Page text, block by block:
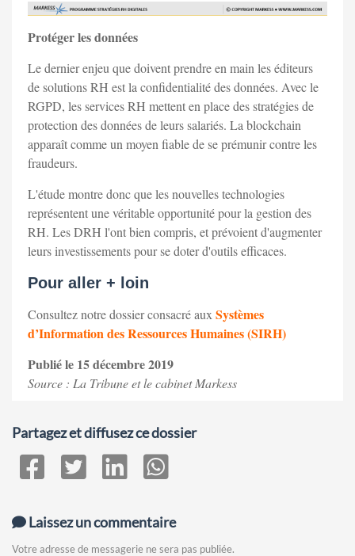
Protéger les données
Le dernier enjeu que doivent prendre en main les éditeurs
de solutions RH est la confidentialité des données. Avec le
RGPD, les services RH mettent en place des stratégies de
protection des données de leurs salariés. La blockchain
apparaît comme un moyen fiable de se prémunir contre les
fraudeurs.
L'étude montre donc que les nouvelles technologies
représentent une véritable opportunité pour la gestion des
RH. Les DRH l'ont bien compris, et prévoient d'augmenter
leurs investissements pour se doter d'outils efficaces.
Pour aller + loin
Consultez notre dossier consacré aux Systèmes
d’Information des Ressources Humaines (SIRH)
Publié le 15 décembre 2019
Source : La Tribune et le cabinet Markess
Partagez et diffusez ce dossier
Laissez un commentaire
Votre adresse de messagerie ne sera pas publiée.